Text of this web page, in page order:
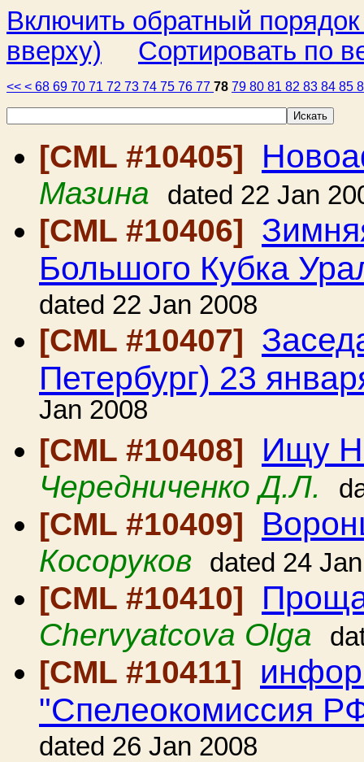
Включить обратный
вверху)
Сортировать по
<< < 68 69 70 71 72 73 74 75 76 77 78 79 80 81 82 83 84 85
[CML #10405]
Мазина dated 22 Jan
[CML #10406]
Большого Кубка
dated 22 Jan 2008
[CML #10407]
Петербург) 23
Jan 2008
[CML #10408]
Ищу
Чередниченко Д.Л.
[CML #10409]
Косоруков dated 24
[CML #10410]
Chervyatcova Olga
[CML #10411]
"Спелеокомиссия
dated 26 Jan 2008